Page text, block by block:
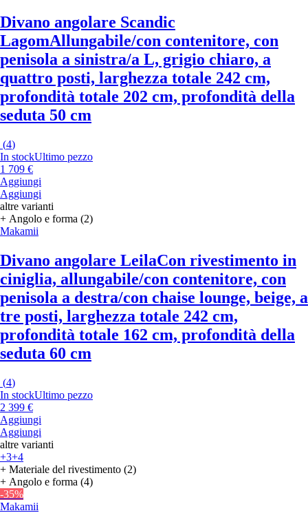
Divano angolare Scandic
LagomAllungabile/con contenitore, con
penisola a sinistra/a L, grigio chiaro, a
quattro posti, larghezza totale 242 cm,
profondità totale 202 cm, profondità della
seduta 50 cm
(4)
In stockUltimo pezzo
1 709 €
Aggiungi
Aggiungi
altre varianti
+ Angolo e forma (2)
Makamii
Divano angolare LeilaCon rivestimento in
ciniglia, allungabile/con contenitore, con
penisola a destra/con chaise lounge, beige, a
tre posti, larghezza totale 242 cm,
profondità totale 162 cm, profondità della
seduta 60 cm
(4)
In stockUltimo pezzo
2 399 €
Aggiungi
Aggiungi
altre varianti
+3+4
+ Materiale del rivestimento (2)
+ Angolo e forma (4)
-35%
Makamii